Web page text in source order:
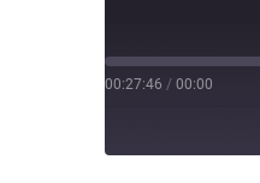
00:00
/
00:27:46